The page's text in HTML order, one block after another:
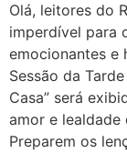
Olá, leitores do
imperdível para
emocionantes e
Sessão da
Casa” será
amor e lealdade
Preparem os